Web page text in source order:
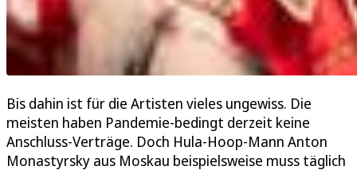
Bis dahin ist für die Artisten vieles ungewiss. Die
meisten haben Pandemie-bedingt derzeit keine
Anschluss-Verträge. Doch Hula-Hoop-Mann Anton
Monastyrsky aus Moskau beispielsweise muss täglich